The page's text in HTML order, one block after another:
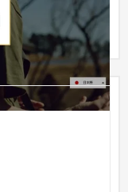
デザインに。 英語